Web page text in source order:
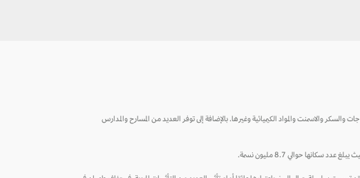
والاسمنت والمواد الكيميائية وغيرها. بالإضافة إلى توفر العديد من المسارح والمدارس
حوالي 8.7 مليون نسمة.